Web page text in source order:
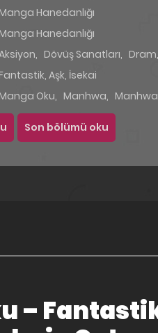
Manga Hanedanlığı
Manga Hanedanlığı
, Dövüş Sanatları, Dram,
Fantastik, Aşk, İsekai
Manga Oku, Manhwa,
Son bölümü oku
–